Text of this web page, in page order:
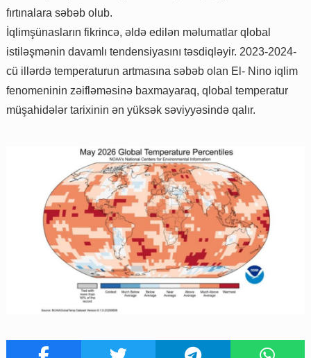
fırtınalara səbəb olub.
İqlimşünasların fikrincə, əldə edilən məlumatlar qlobal
istiləşmənin davamlı tendensiyasını təsdiqləyir. 2023-2024-
cü illərdə temperaturun artmasına səbəb olan El- Nino iqlim
fenomeninin zəifləməsinə baxmayaraq, qlobal temperatur
müşahidələr tarixinin ən yüksək səviyyəsində qalır.